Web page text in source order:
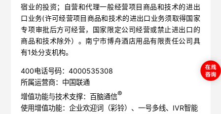
宿业的投资；自营和代理一般经营项目商品和技术的进出
口业务(许可经营项目商品和技术的进出口业务须取得国家
专项审批后方可经营，国家限定公司经营或禁止进出口的
商品和技术除外）。南宁市博舟酒店用品有限责任公司具
有1处分支机构。
400电话号码：4000535308
所属运营商：中国联通
增值功能与技术支撑：百脑通信®
使用增值功能：企业欢迎词（彩铃）、一号多线、IVR智能